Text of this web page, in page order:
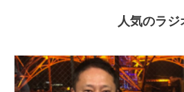
人気のラジ